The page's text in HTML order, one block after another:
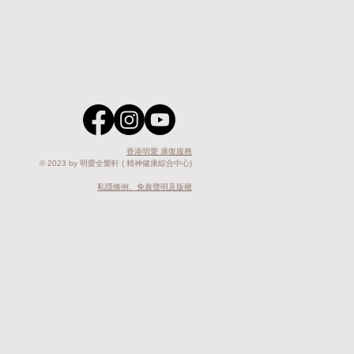
香港明愛 康復服務
© 2023 by 明愛全樂軒 ( 精神健康綜合中心)
私隱條例、免責聲明及版權